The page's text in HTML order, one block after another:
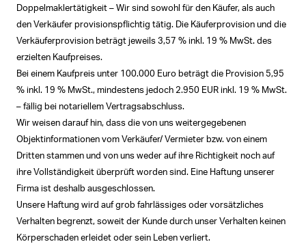
Doppelmaklertätigkeit – Wir sind sowohl für den Käufer, als auch
den Verkäufer provisionspflichtig tätig. Die Käuferprovision und die
Verkäuferprovision beträgt jeweils 3,57 % inkl. 19 % MwSt. des
erzielten Kaufpreises.
Bei einem Kaufpreis unter 100.000 Euro beträgt die Provision 5,95
% inkl. 19 % MwSt., mindestens jedoch 2.950 EUR inkl. 19 % MwSt.
– fällig bei notariellem Vertragsabschluss.
Wir weisen darauf hin, dass die von uns weitergegebenen
Objektinformationen vom Verkäufer/ Vermieter bzw. von einem
Dritten stammen und von uns weder auf ihre Richtigkeit noch auf
ihre Vollständigkeit überprüft worden sind. Eine Haftung unserer
Firma ist deshalb ausgeschlossen.
Unsere Haftung wird auf grob fahrlässiges oder vorsätzliches
Verhalten begrenzt, soweit der Kunde durch unser Verhalten keinen
Körperschaden erleidet oder sein Leben verliert.